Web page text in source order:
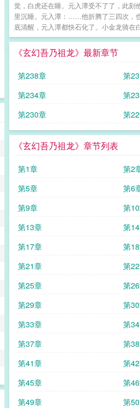
觉，白虎还在睡。元入潭受不了了，此
里沉睡。元入潭：……他折腾了三四次，
底清醒，元入潭都快石化了。小金龙骑在
《玄幻吾乃祖龙》最新章节
第238章 第
第234章
第
第230章
第
《玄幻吾乃祖龙》章节列表
第1章 第2
第5章
第6
第9章
第
第13章
第
第17章
第
第21章
第
第25章
第
第29章
第
第33章
第
第37章
第
第41章
第
第45章
第
第49章
第